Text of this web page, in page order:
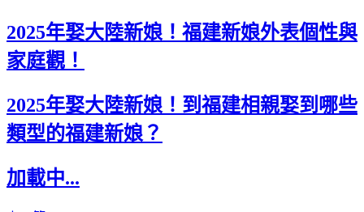
2025年娶大陸新娘！福建新娘外表個性與
家庭觀！
2025年娶大陸新娘！到福建相親娶到哪些
類型的福建新娘？
加載中...